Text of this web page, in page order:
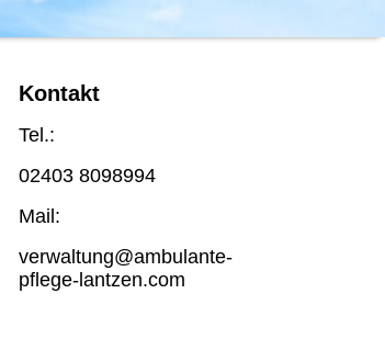
Kontakt
Tel.:
02403 8098994
Mail:
verwaltung@ambulante-
pflege-lantzen.com